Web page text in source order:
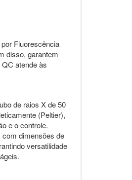
Fluorescência
disso, garantem
atende às
de raios X de 50
(Peltier),
e o controle.
dimensões de
versatilidade